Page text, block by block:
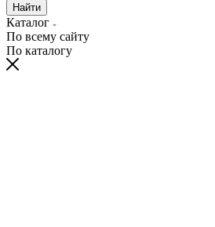
Найти
Каталог
По всему сайту
По каталогу